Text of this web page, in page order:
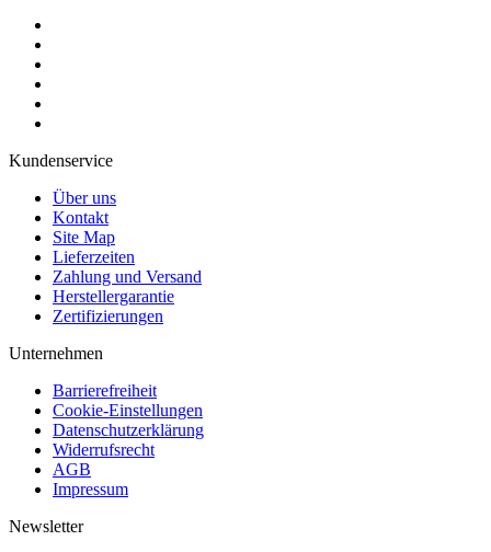
Kundenservice
Über uns
Kontakt
Site Map
Lieferzeiten
Zahlung und Versand
Herstellergarantie
Zertifizierungen
Unternehmen
Barrierefreiheit
Cookie-Einstellungen
Datenschutzerklärung
Widerrufsrecht
AGB
Impressum
Newsletter